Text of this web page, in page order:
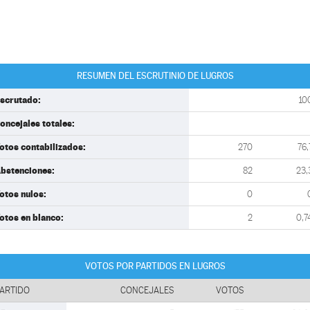
RESUMEN DEL ESCRUTINIO DE LUGROS
totales:
contabilizados: 270
82
nulos: 0
en blanco: 2
VOTOS POR PARTIDOS EN LUGROS
CONCEJALES VOTOS